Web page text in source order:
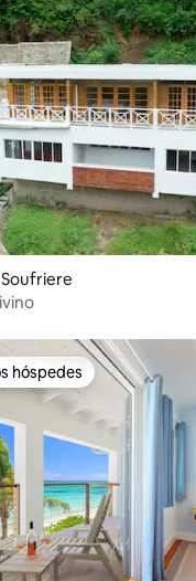
preferidos dos hóspedes
hóspedes